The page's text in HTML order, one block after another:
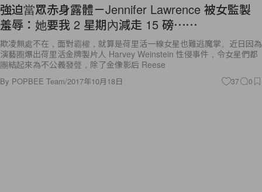
強迫當眾赤身露體－Jennifer Lawrence 被女監製
羞辱：她要我 2 星期內減走 15 磅⋯⋯
欺凌無處不在，面對霸權，就算是荷里活一線女星也難逃魔掌。近日因為
演藝圈爆出荷里活金牌製片人 Harvey Weinstein 性侵事件，令女星們都
團結起來為不公義發聲，除了金像影后 Reese
By POPBEE Team/2017年10月18日 37 0